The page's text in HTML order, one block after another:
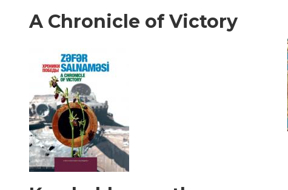
A Chronicle of Victory